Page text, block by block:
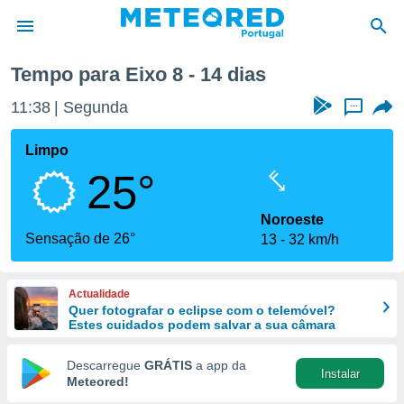
da
foi
fornecidas
a este
das
e
forma
digital
Tempo para Eixo 8 - 14 dias
11:38 Segunda ...
Limpo
25°
Sensação de 26°
Noroeste
13
32 km/h
Actualidade
Quer fotografar o eclipse com o telemóvel?
Estes cuidados podem salvar a sua câmara
Descarregue GRÁTIS a app da
Meteored!
Instalar